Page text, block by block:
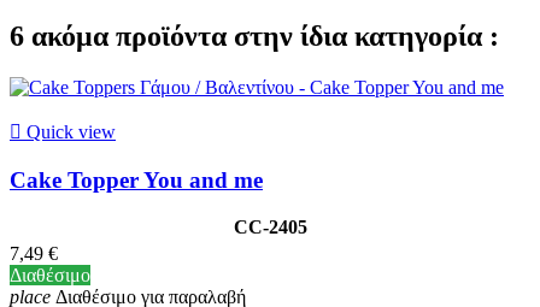
6 ακόμα προϊόντα στην ίδια κατηγορία :
 Quick view
Cake Topper You and me
CC-2405
7,49 €
Διαθέσιμο
place Διαθέσιμο για παραλαβή